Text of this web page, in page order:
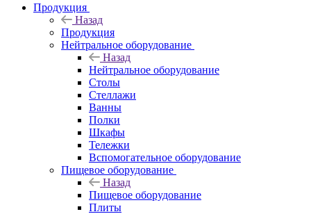
Продукция
Назад
Продукция
Нейтральное оборудование
Назад
Нейтральное оборудование
Столы
Стеллажи
Ванны
Полки
Шкафы
Тележки
Вспомогательное оборудование
Пищевое оборудование
Назад
Пищевое оборудование
Плиты